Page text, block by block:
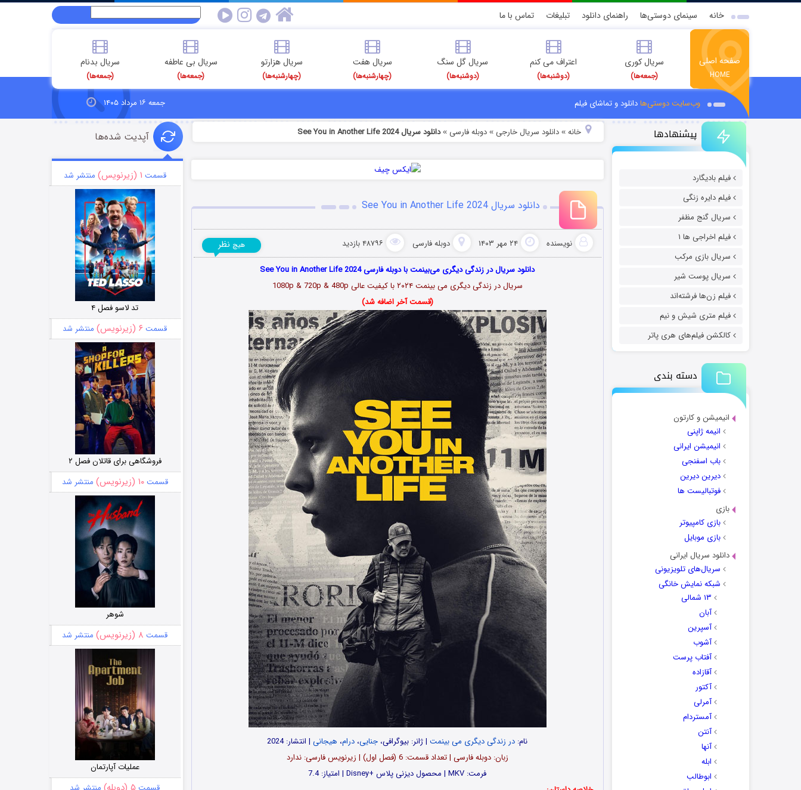
خانه سینمای دوستی‌ها راهنمای دانلود تبلیغات تماس با ما
صفحه اصلی
HOME
سریال کوری
(جمعه‌ها)
اعتراف می کنم
(دوشنبه‌ها)
سریال گل سنگ
(دوشنبه‌ها)
سریال هفت
(چهارشنبه‌ها)
سریال هزارتو
(چهارشنبه‌ها)
سریال بی عاطفه
(جمعه‌ها)
سریال بدنام
(جمعه‌ها)
وب‌سایت دوستی‌هادانلود و تماشای فیلم جمعه ۱۶ مرداد ۱۴۰۵
پیشنهادها
فیلم بادیگارد
فیلم دایره زنگی
سریال گنج مظفر
فیلم اخراجی ها ۱
سریال بازی مرکب
سریال پوست شیر
فیلم زن‌ها فرشته‌اند
فیلم متری شیش و نیم
کالکشن فیلم‌های هری پاتر
دسته بندی
انیمیشن و کارتون
انیمه ژاپنی
انیمیشن ایرانی
باب اسفنجی
دیرین دیرین
فوتبالیست ها
بازی
بازی کامپیوتر
بازی موبایل
دانلود سریال ایرانی
سریال‌های تلویزیونی
شبکه نمایش خانگی
۱۳ شمالی
آبان
آسپرین
آشوب
آفتاب پرست
آقازاده
آکتور
آمرلی
آمستردام
آنتن
آنها
ابله
ابوطالب
خانه» دانلود سریال خارجی » دوبله فارسی »دانلود سریال See You in Another Life 2024
دانلود سریال See You in Another Life 2024
نویسنده ۲۴ مهر ۱۴۰۳ دوبله فارسی ۴۸۷۹۶ بازدید هیچ نظر
دانلود سریال در زندگی دیگری می‌بینمت با دوبله فارسی See You in Another Life 2024
سریال در زندگی دیگری می بینمت ۲۰۲۴ با کیفیت عالی 1080p & 720p & 480p
(قسمت آخر اضافه شد)
نام: در زندگی دیگری می بینمت| ژانر: بیوگرافی، جنایی، درام، هیجانی| انتشار: 2024
زبان: دوبله فارسی | تعداد قسمت‌‌‌: 6 (فصل اول) | زیرنویس فارسی: ندارد
فرمت: MKV | محصول دیزنی پلاس +Disney | امتیاز: 7.4
آپدیت شده‌ها
قسمت ۱ (زیرنویس) منتشر شد
تد لاسو فصل ۴
قسمت ۶ (زیرنویس) منتشر شد
فروشگاهی برای قاتلان فصل ۲
قسمت۱۰ (زیرنویس) منتشر شد
شوهر
قسمت ۸ (زیرنویس) منتشر شد
عملیات آپارتمان